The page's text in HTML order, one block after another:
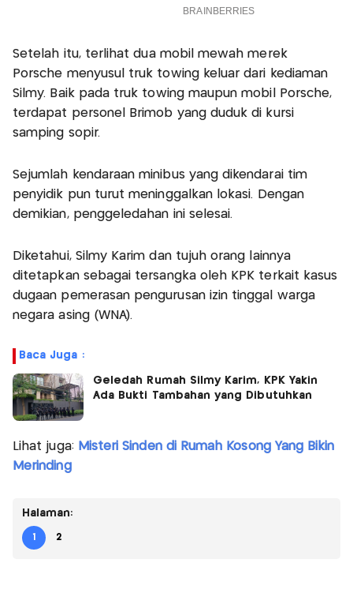
Setelah itu, terlihat dua mobil mewah merek
Porsche menyusul truk towing keluar dari kediaman
Silmy. Baik pada truk towing maupun mobil Porsche,
terdapat personel Brimob yang duduk di kursi
samping sopir.
Sejumlah kendaraan minibus yang dikendarai tim
penyidik pun turut meninggalkan lokasi. Dengan
demikian, penggeledahan ini selesai.
Diketahui, Silmy Karim dan tujuh orang lainnya
ditetapkan sebagai tersangka oleh KPK terkait kasus
dugaan pemerasan pengurusan izin tinggal warga
negara asing (WNA).
Baca Juga :
Geledah Rumah Silmy Karim, KPK Yakin
Ada Bukti Tambahan yang Dibutuhkan
Lihat juga: Misteri Sinden di Rumah Kosong Yang Bikin
Merinding
Halaman:
1 2